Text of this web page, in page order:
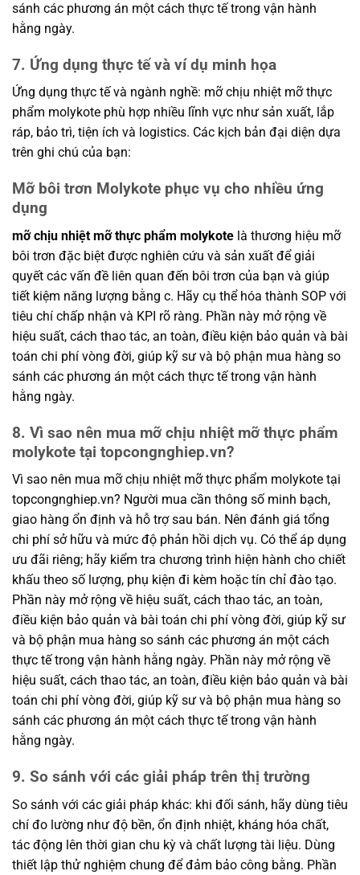
sánh các phương án một cách thực tế trong vận hành
hằng ngày.
7. Ứng dụng thực tế và ví dụ minh họa
Ứng dụng thực tế và ngành nghề: mỡ chịu nhiệt mỡ thực
phẩm molykote phù hợp nhiều lĩnh vực như sản xuất, lắp
ráp, bảo trì, tiện ích và logistics. Các kịch bản đại diện dựa
trên ghi chú của bạn:
Mỡ bôi trơn Molykote phục vụ cho nhiều ứng
dụng
mỡ chịu nhiệt mỡ thực phẩm molykote là thương hiệu mỡ
bôi trơn đặc biệt được nghiên cứu và sản xuất để giải
quyết các vấn đề liên quan đến bôi trơn của bạn và giúp
tiết kiệm năng lượng bằng c. Hãy cụ thể hóa thành SOP với
tiêu chí chấp nhận và KPI rõ ràng. Phần này mở rộng về
hiệu suất, cách thao tác, an toàn, điều kiện bảo quản và bài
toán chi phí vòng đời, giúp kỹ sư và bộ phận mua hàng so
sánh các phương án một cách thực tế trong vận hành
hằng ngày.
8. Vì sao nên mua mỡ chịu nhiệt mỡ thực phẩm
molykote tại topcongnghiep.vn?
Vì sao nên mua mỡ chịu nhiệt mỡ thực phẩm molykote tại
topcongnghiep.vn? Người mua cần thông số minh bạch,
giao hàng ổn định và hỗ trợ sau bán. Nên đánh giá tổng
chi phí sở hữu và mức độ phản hồi dịch vụ. Có thể áp dụng
ưu đãi riêng; hãy kiểm tra chương trình hiện hành cho chiết
khấu theo số lượng, phụ kiện đi kèm hoặc tín chỉ đào tạo.
Phần này mở rộng về hiệu suất, cách thao tác, an toàn,
điều kiện bảo quản và bài toán chi phí vòng đời, giúp kỹ sư
và bộ phận mua hàng so sánh các phương án một cách
thực tế trong vận hành hằng ngày. Phần này mở rộng về
hiệu suất, cách thao tác, an toàn, điều kiện bảo quản và bài
toán chi phí vòng đời, giúp kỹ sư và bộ phận mua hàng so
sánh các phương án một cách thực tế trong vận hành
hằng ngày.
9. So sánh với các giải pháp trên thị trường
So sánh với các giải pháp khác: khi đối sánh, hãy dùng tiêu
chí đo lường như độ bền, ổn định nhiệt, kháng hóa chất,
tác động lên thời gian chu kỳ và chất lượng tài liệu. Dùng
thiết lập thử nghiệm chung để đảm bảo công bằng. Phần